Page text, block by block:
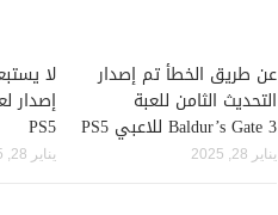
عن طريق الخطأ تم إصدار
التحديث الثامن للعبة
Baldur’s Gate 3 للاعبي PS5
يناير 28, 2025
PS5
يناير 28, 2025